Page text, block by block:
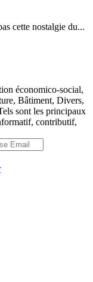
cette nostalgie du...
économico-social,
Bâtiment, Divers,
sont les principaux
contributif,